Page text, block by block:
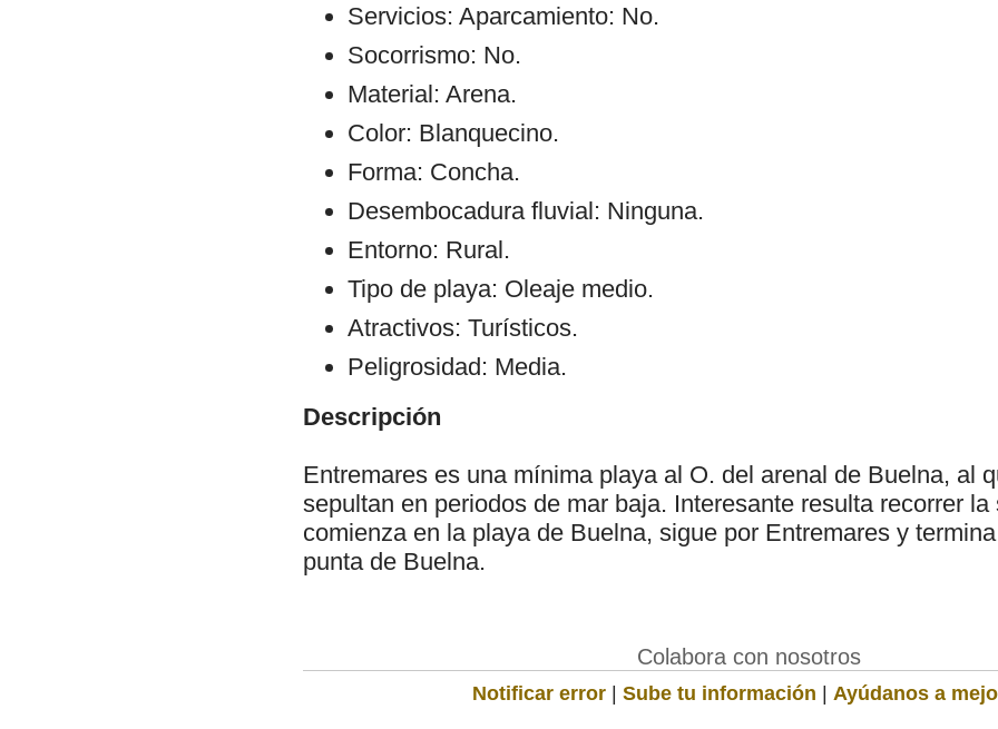
Servicios: Aparcamiento: No.
Socorrismo: No.
Material: Arena.
Color: Blanquecino.
Forma: Concha.
Desembocadura fluvial: Ninguna.
Entorno: Rural.
Tipo de playa: Oleaje medio.
Atractivos: Turísticos.
Peligrosidad: Media.
Descripción
Entremares es una mínima playa al O. del arenal de Buelna, al
sepultan en periodos de mar baja. Interesante resulta recorrer la
comienza en la playa de Buelna, sigue por Entremares y
punta de Buelna.
Colabora con nosotros
Notificar error | Sube tu información | Ayúdanos a